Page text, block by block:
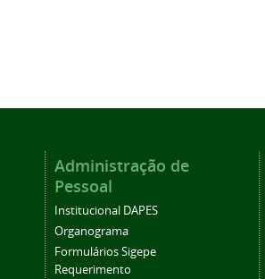
Administração de
Pessoal
Institucional DAPES
Organograma
Formulários Sigepe
Requerimento